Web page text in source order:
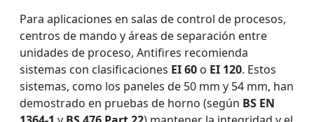
Para aplicaciones en salas de control de procesos,
centros de mando y áreas de separación entre
unidades de proceso, Antifires recomienda
sistemas con clasificaciones EI 60 o EI 120. Estos
sistemas, como los paneles de 50 mm y 54 mm, han
demostrado en pruebas de horno (según BS EN